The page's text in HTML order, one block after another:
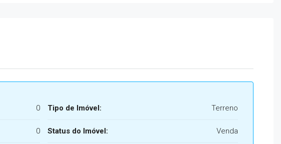
0
0
Tipo de Imóvel: Terreno
Status do Imóvel: Venda